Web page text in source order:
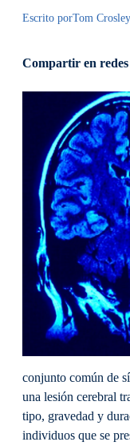
Escrito porTom Crosley
Compartir en redes
conjunto común de
una lesión cerebral
tipo, gravedad y
individuos que se